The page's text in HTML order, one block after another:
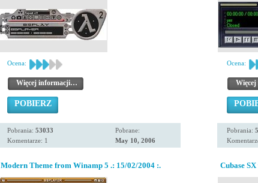
Ocena:
Więcej informacji…
POBIERZ
Pobrania: 53033
Komentarze: 1
Pobrane:
May 10, 2006
Ocena:
Pobrania:
Modern Theme from Winamp 5 .: 15/02/2004 :. Cubase